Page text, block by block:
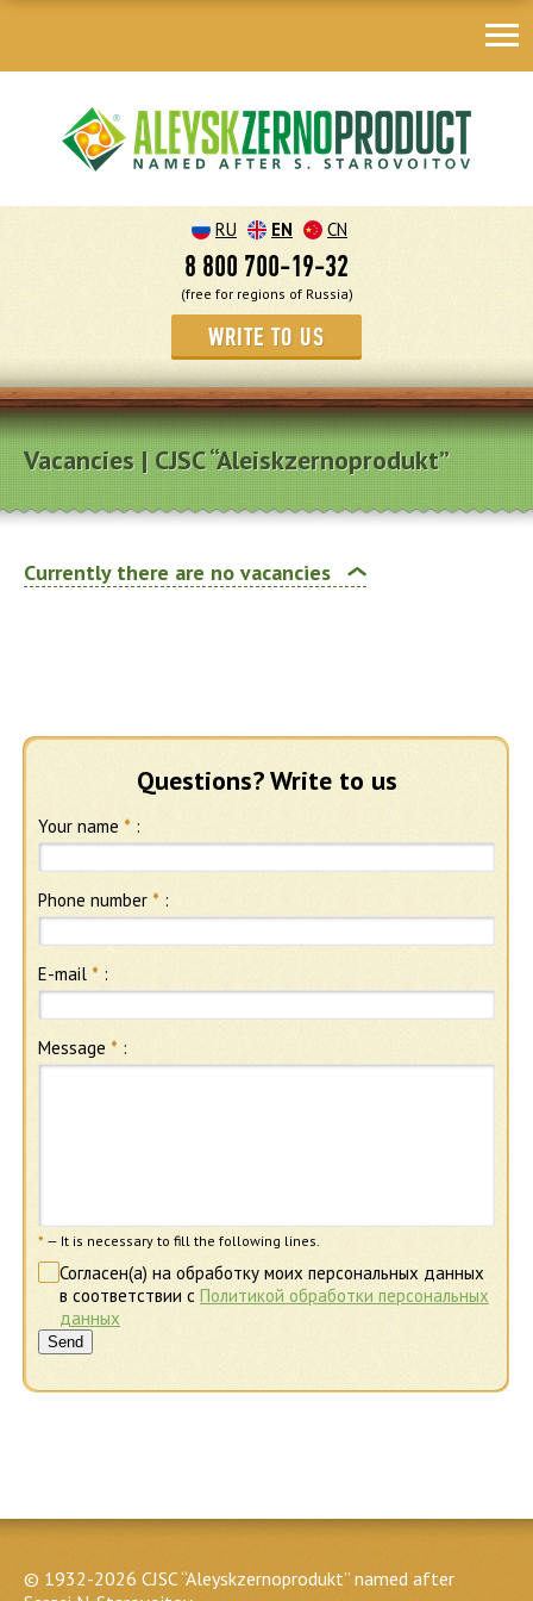
RU EN CN
8 800 700-19-32
(free for regions of Russia)
WRITE TO US
Vacancies | CJSC “Aleiskzernoprodukt”
Currently there are no vacancies
Questions? Write to us
Your name * :
Phone number * :
E-mail * :
Message * :
* — It is necessary to fill the following lines.
Согласен(а) на обработку моих персональных данных
в соответствии с Политикой обработки персональных
данных
Send
© 1932-2026 CJSC “Aleyskzernoprodukt” named after